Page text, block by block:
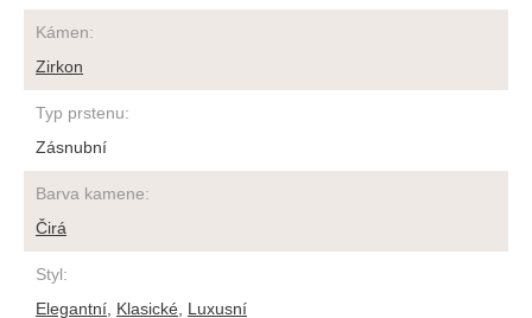
Kámen:
Zirkon
Typ prstenu:
Zásnubní
Barva kamene:
Čirá
Styl:
Elegantní Klasické Luxusní